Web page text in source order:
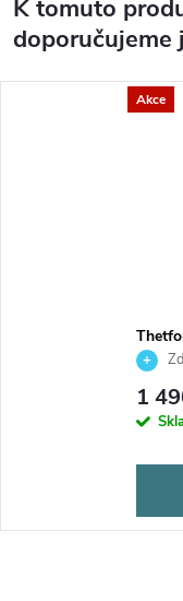
K tomuto
Akce
Porta
1